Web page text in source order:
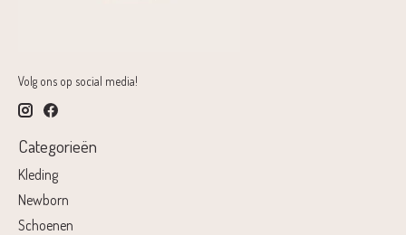
Volg ons op social media!
Categorieën
Kleding
Newborn
Schoenen